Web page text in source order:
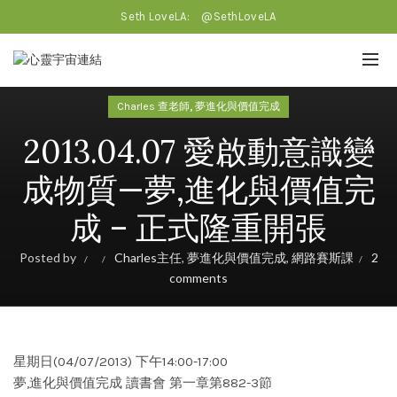
Seth LoveLA: @SethLoveLA
Charles 查老師, 夢進化與價值完成
2013.04.07 愛啟動意識變
成物質—夢,進化與價值完
成 – 正式隆重開張
Posted by Charles主任, 夢進化與價值完成, 網路賽斯課
2
comments
星期日(04/07/2013) 下午14:00-17:00
夢,進化與價值完成 讀書會 第一章第882-3節